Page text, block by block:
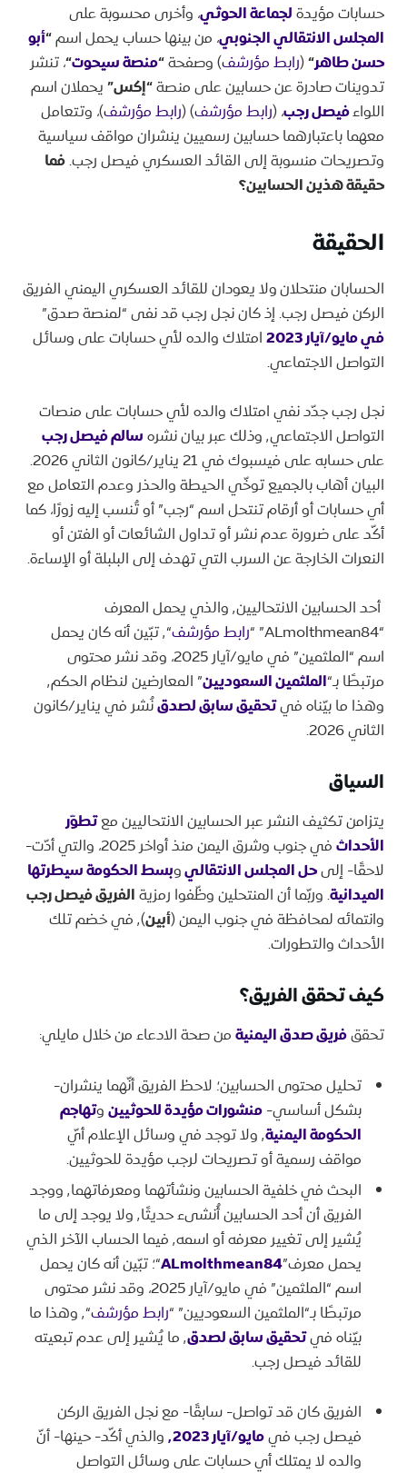
حسابات مؤيدةلجماعة الحوثي، وأخرى محسوبة على
المجلس الانتقالي الجنوبي، من بينها حساب يحمل اسم“أبو
حسن طاهر“
(رابط مؤرشف) وصفحة“منصة سيحوت“، تنشر
تدوينات صادرة عن حسابين على منصة“إكس”يحملان اسم
اللواءفيصل رجب، (رابط مؤرشف) (رابط مؤرشف)، وتتعامل
معهما باعتبارهما حسابين رسميين ينشران مواقف سياسية
وتصريحات منسوبة إلى القائد العسكري فيصل رجب.فما
حقيقة هذين الحسابين؟
الحقيقة
الحسابان منتحلانولا يعودان للقائد العسكري اليمني الفريق
الركن فيصل رجب. إذ كان نجل رجب قد نفى “لمنصة صدق”
في مايو/آيار 2023
امتلاك والده لأي حسابات على وسائل
التواصل الاجتماعي.
نجل رجب جدّد نفي امتلاك والده لأي حسابات على منصات
التواصل الاجتماعي٬ وذلك عبر بيان نشره
سالم فيصل رجب
على حسابه على فيسبوك في 21 يناير/كانون الثاني 2026.
البيان أهاب بالجميع توخّي الحيطة والحذر وعدم التعامل مع
أي حسابات أو أرقام تنتحل اسم “رجب” أو تُنسب إليه زورًا، كما
أكّد على ضرورة عدم نشر أو تداول الشائعات أو الفتن أو
النعرات الخارجة عن السرب التي تهدف إلى البلبلة أو الإساءة.
أحد الحسابين الانتحاليين٬ والذي يحمل المعرف
“ALmolthmean84” “
رابط مؤرشف “٬ تبّين أنه كان يحمل
اسم “الملثمين” في مايو/آيار 2025، وقد نشر محتوى
مرتبطًا بـ“الملثمين السعوديين
” المعارضين لنظام الحكم٬
وهذا ما بيّناه فيتحقيق سابق لصدقنُشر في يناير/كانون
الثاني 2026.
السياق
يتزامن تكثيف النشر عبر الحسابين الانتحاليين معتطوّر
الأحداث
في جنوب وشرق اليمن منذ أواخر 2025، والتي أدّت-
لاحقًا- إلىحل المجلس الانتقاليوبسط الحكومة سيطرتها
الميدانية. وربّما أن المنتحلين وظّفوا رمزيةالفريق فيصل رجب
وانتمائه لمحافظة في جنوب اليمن (أبين )٬ في خضم تلك
الأحداث والتطورات.
كيف تحقق الفريق؟
تحققفريق صدق اليمنيةمن صحة الادعاء من خلال مايلي:
تحليل محتوى الحسابين؛ لاحظ الفريق أنّهما ينشران-
بشكل أساسي-منشورات مؤيدة للحوثيينوتهاجم
الحكومة اليمنية ٬ ولا توجد في وسائل الإعلام أيّ
مواقف رسمية أو تصريحات لرجب مؤيدة للحوثيين.
البحث في خلفية الحسابين ونشأتهما ومعرفاتهما٬ ووجد
الفريق أن أحد الحسابين أُنشىء حديثًا٬ ولا يوجد إلى ما
يُشير إلى تغيير معرفه أو اسمه٬ فيما الحساب الآخر الذي
يحمل معرف”ALmolthmean84“؛ تبّين أنه كان يحمل
اسم “الملثمين” في مايو/آيار 2025، وقد نشر محتوى
مرتبطًا بـ“الملثمين السعوديين” “رابط مؤرشف “٬ وهذا ما
بيّناه فيتحقيق سابق لصدق ٬ ما يُشير إلى عدم تبعيته
للقائد فيصل رجب.
الفريق كان قد تواصل- سابقًا- مع نجل الفريق الركن
فيصل رجب فيمايو/آيار ٬2023
والذي أكّد- حينها- أنّ
والده لا يمتلك أي حسابات على وسائل التواصل